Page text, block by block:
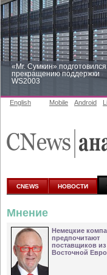
«Mr. Сумкин» подготовился
прекращению поддержки
WS2003
аналитике
English Mobile Android
CNEWS НОВОСТИ
Мнение
Немецкие
предпочитают
поставщиков из
Восточной